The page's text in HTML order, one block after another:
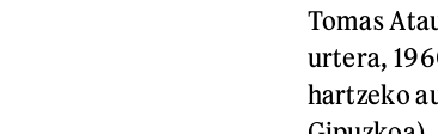
Tomas
urtera,
hartzeko